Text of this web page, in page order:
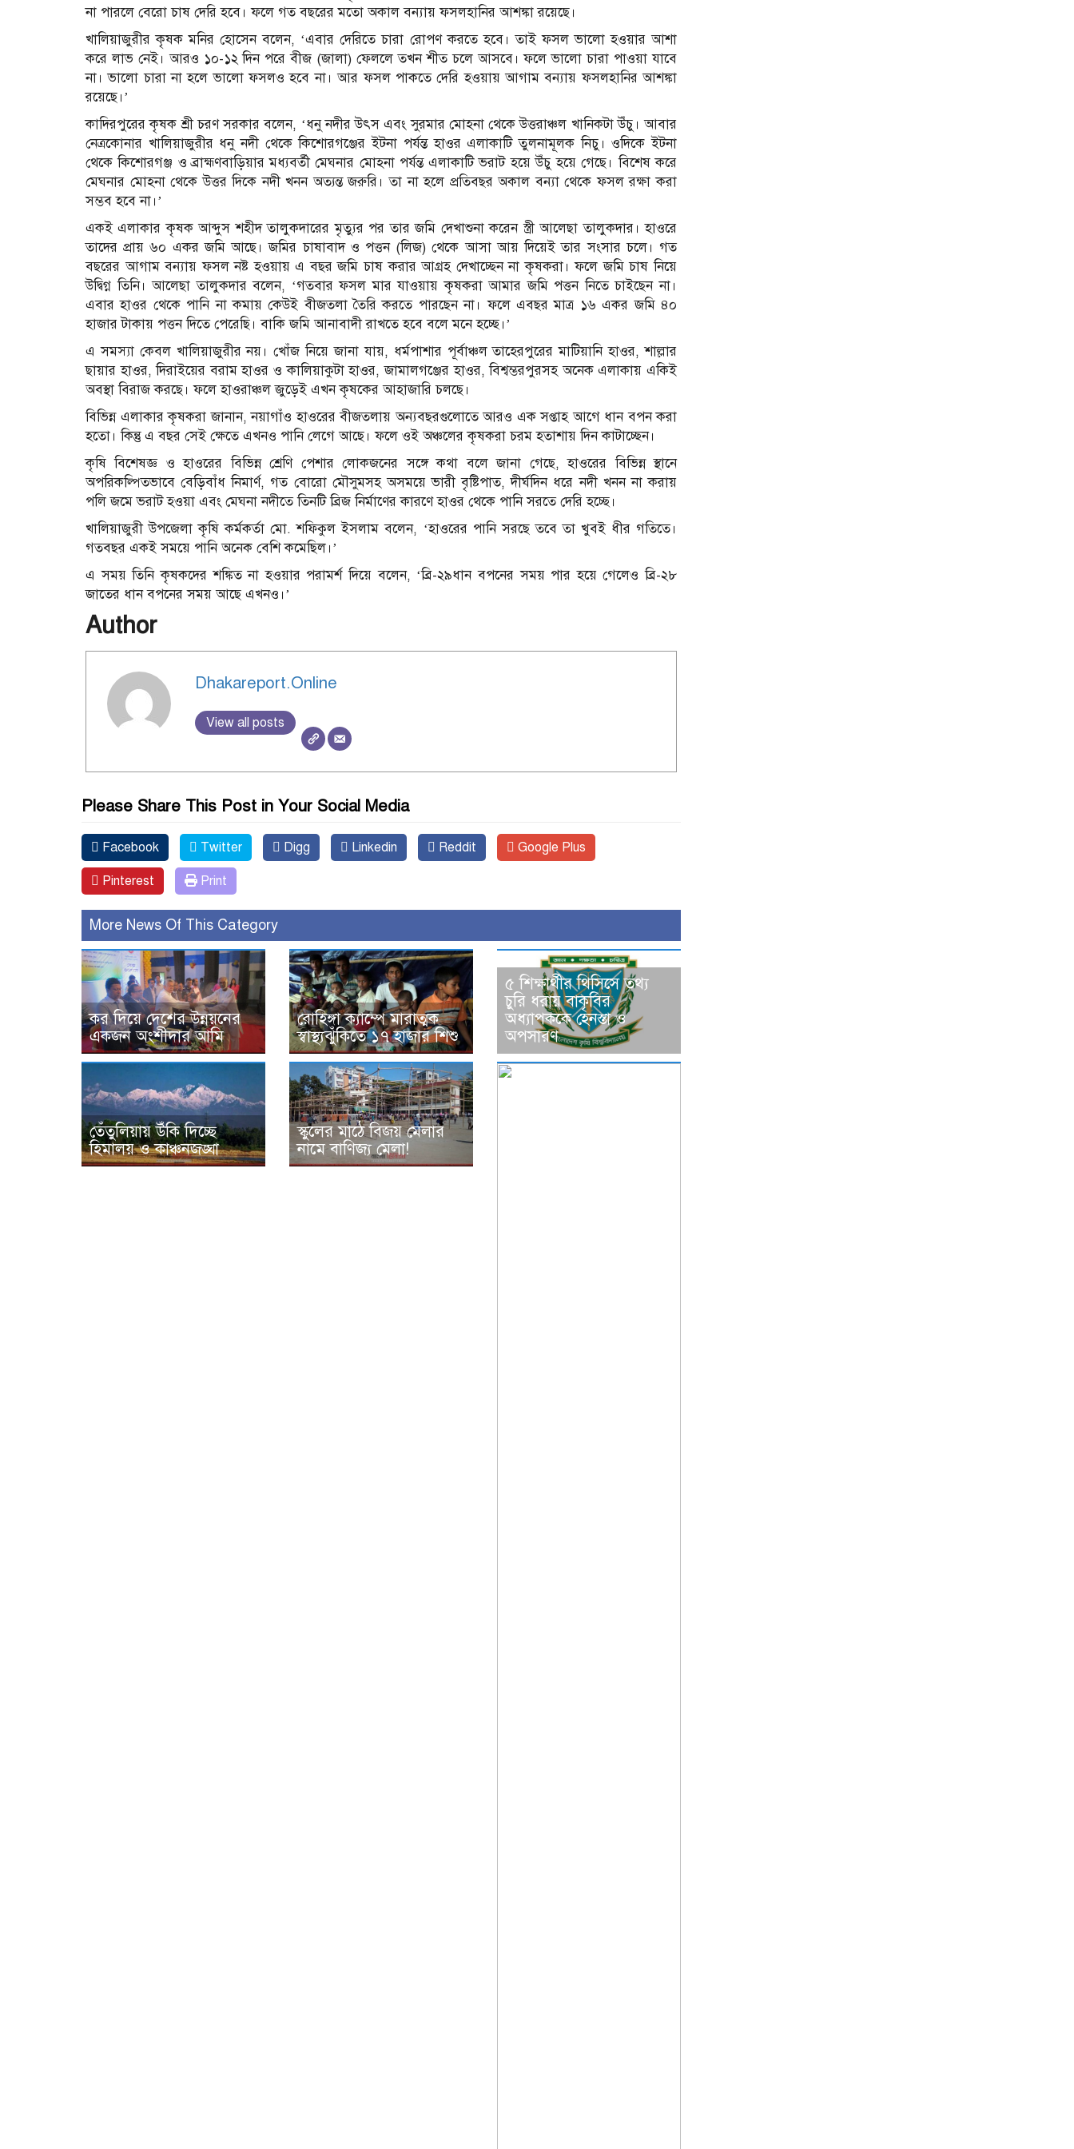
না পারলে বেরো চাষ দেরি হবে। ফলে গত বছরের মতো অকাল বন্যায় ফসলহানির আশঙ্কা রয়েছে।
খালিয়াজুরীর কৃষক মনির হোসেন বলেন, ‘এবার দেরিতে চারা রোপণ করতে হবে। তাই ফসল ভালো হওয়ার আশা
করে লাভ নেই। আরও ১০-১২ দিন পরে বীজ (জালা) ফেললে তখন শীত চলে আসবে। ফলে ভালো চারা পাওয়া যাবে
না। ভালো চারা না হলে ভালো ফসলও হবে না। আর ফসল পাকতে দেরি হওয়ায় আগাম বন্যায় ফসলহানির আশঙ্কা
রয়েছে।’
কাদিরপুরের কৃষক শ্রী চরণ সরকার বলেন, ‘ধনু নদীর উৎস এবং সুরমার মোহনা থেকে উত্তরাঞ্চল খানিকটা উঁচু। আবার
নেত্রকোনার খালিয়াজুরীর ধনু নদী থেকে কিশোরগঞ্জের ইটনা পর্যন্ত হাওর এলাকাটি তুলনামূলক নিচু। ওদিকে ইটনা
থেকে কিশোরগঞ্জ ও ব্রাহ্মণবাড়িয়ার মধ্যবর্তী মেঘনার মোহনা পর্যন্ত এলাকাটি ভরাট হয়ে উঁচু হয়ে গেছে। বিশেষ করে
মেঘনার মোহনা থেকে উত্তর দিকে নদী খনন অত্যন্ত জরুরি। তা না হলে প্রতিবছর অকাল বন্যা থেকে ফসল রক্ষা করা
সম্ভব হবে না।’
একই এলাকার কৃষক আব্দুস শহীদ তালুকদারের মৃত্যুর পর তার জমি দেখাশুনা করেন স্ত্রী আলেছা তালুকদার। হাওরে
তাদের প্রায় ৬০ একর জমি আছে। জমির চাষাবাদ ও পত্তন (লিজ) থেকে আসা আয় দিয়েই তার সংসার চলে। গত
বছরের আগাম বন্যায় ফসল নষ্ট হওয়ায় এ বছর জমি চাষ করার আগ্রহ দেখাচ্ছেন না কৃষকরা। ফলে জমি চাষ নিয়ে
উদ্বিগ্ন তিনি। আলেছা তালুকদার বলেন, ‘গতবার ফসল মার যাওয়ায় কৃষকরা আমার জমি পত্তন নিতে চাইছেন না।
এবার হাওর থেকে পানি না কমায় কেউই বীজতলা তৈরি করতে পারছেন না। ফলে এবছর মাত্র ১৬ একর জমি ৪০
হাজার টাকায় পত্তন দিতে পেরেছি। বাকি জমি আনাবাদী রাখতে হবে বলে মনে হচ্ছে।’
এ সমস্যা কেবল খালিয়াজুরীর নয়। খোঁজ নিয়ে জানা যায়, ধর্মপাশার পূর্বাঞ্চল তাহেরপুরের মাটিয়ানি হাওর, শাল্লার
ছায়ার হাওর, দিরাইয়ের বরাম হাওর ও কালিয়াকুটা হাওর, জামালগঞ্জের হাওর, বিশ্বম্ভরপুরসহ অনেক এলাকায় একিই
অবস্থা বিরাজ করছে। ফলে হাওরাঞ্চল জুড়েই এখন কৃষকের আহাজারি চলছে।
বিভিন্ন এলাকার কৃষকরা জানান, নয়াগাঁও হাওরের বীজতলায় অন্যবছরগুলোতে আরও এক সপ্তাহ আগে ধান বপন করা
হতো। কিন্তু এ বছর সেই ক্ষেতে এখনও পানি লেগে আছে। ফলে ওই অঞ্চলের কৃষকরা চরম হতাশায় দিন কাটাচ্ছেন।
কৃষি বিশেষজ্ঞ ও হাওরের বিভিন্ন শ্রেণি পেশার লোকজনের সঙ্গে কথা বলে জানা গেছে, হাওরের বিভিন্ন স্থানে
অপরিকল্পিতভাবে বেড়িবাঁধ নিমার্ণ, গত বোরো মৌসুমসহ অসময়ে ভারী বৃষ্টিপাত, দীর্ঘদিন ধরে নদী খনন না করায়
পলি জমে ভরাট হওয়া এবং মেঘনা নদীতে তিনটি ব্রিজ নির্মাণের কারণে হাওর থেকে পানি সরতে দেরি হচ্ছে।
খালিয়াজুরী উপজেলা কৃষি কর্মকর্তা মো. শফিকুল ইসলাম বলেন, ‘হাওরের পানি সরছে তবে তা খুবই ধীর গতিতে।
গতবছর একই সময়ে পানি অনেক বেশি কমেছিল।’
এ সময় তিনি কৃষকদের শঙ্কিত না হওয়ার পরামর্শ দিয়ে বলেন, ‘ব্রি-২৯ধান বপনের সময় পার হয়ে গেলেও ব্রি-২৮
জাতের ধান বপনের সময় আছে এখনও।’
Author
Dhakareport.Online
View all posts
Please Share This Post in Your Social Media
Facebook Twitter Digg Linkedin Reddit Google Plus
Pinterest Print
More News Of This Category
কর দিয়ে দেশের উন্নয়নের
একজন অংশীদার আমি
রোহিঙ্গা ক্যাম্পে মারাত্মক
স্বাস্থ্যঝুঁকিতে ১৭ হাজার শিশু
৫ শিক্ষার্থীর থিসিসে তথ্য
চুরি ধরায় বাকৃবির
অধ্যাপককে হেনস্তা ও
অপসারণ
তেঁতুলিয়ায় উঁকি দিচ্ছে
হিমালয় ও কাঞ্চনজঙ্ঘা
স্কুলের মাঠে বিজয় মেলার
নামে বাণিজ্য মেলা!